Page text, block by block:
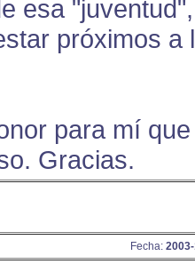
esa "juventud",
próximos a
para mí que
Gracias.
Fecha: